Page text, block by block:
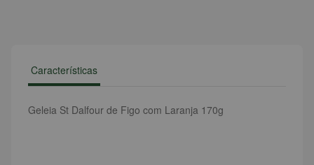
Características
Geleia St Dalfour de Figo com Laranja 170g